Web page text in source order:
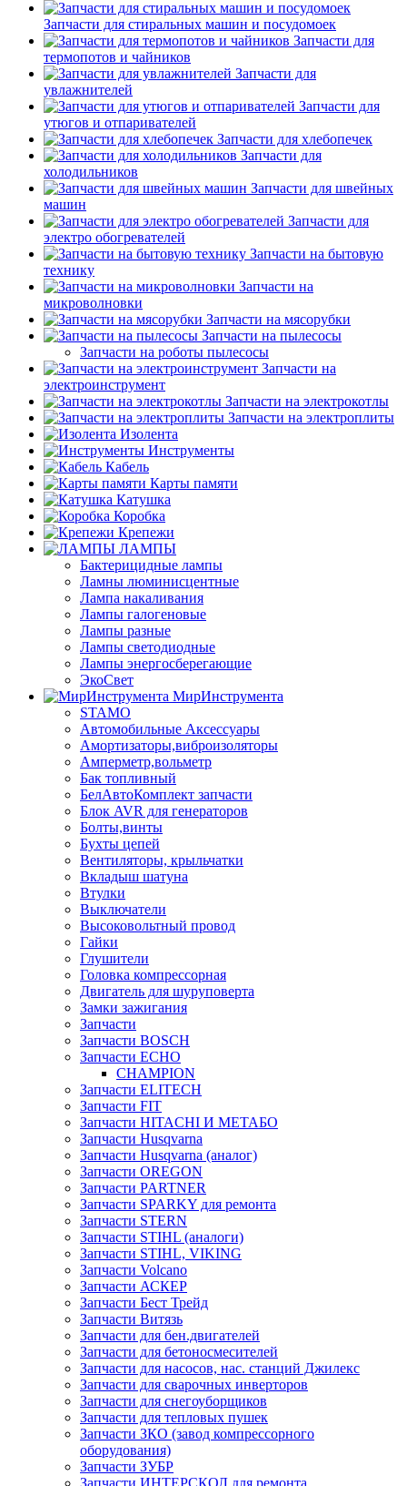
Запчасти для стиральных машин и посудомоек
Запчасти для
термопотов и чайников
Запчасти для
увлажнителей
Запчасти для
утюгов и отпаривателей
Запчасти для хлебопечек
Запчасти для
холодильников
Запчасти для швейных
машин
Запчасти для
электро обогревателей
Запчасти на бытовую
технику
Запчасти на
микроволновки
Запчасти на мясорубки
Запчасти на пылесосы
Запчасти на роботы пылесосы
Запчасти на
электроинструмент
Запчасти на электрокотлы
Запчасти на электроплиты
Изолента
Инструменты
Кабель
Карты памяти
Катушка
Коробка
Крепежи
ЛАМПЫ
Бактерицидные лампы
Ламны люминисцентные
Лампа накаливания
Лампы галогеновые
Лампы разные
Лампы светодиодные
Лампы энергосберегающие
ЭкоСвет
МирИнструмента
STAMO
Автомобильные Аксессуары
Амортизаторы,виброизоляторы
Амперметр,вольметр
Бак топливный
БелАвтоКомплект запчасти
Блок AVR для генераторов
Болты,винты
Бухты цепей
Вентиляторы, крыльчатки
Вкладыш шатуна
Втулки
Выключатели
Высоковольтный провод
Гайки
Глушители
Головка компрессорная
Двигатель для шуруповерта
Замки зажигания
Запчасти
Запчасти BOSCH
Запчасти ECHO
CHAMPION
Запчасти ELITECH
Запчасти FIT
Запчасти HITACHI И МЕТАБО
Запчасти Husqvarna
Запчасти Husqvarna (аналог)
Запчасти OREGON
Запчасти PARTNER
Запчасти SPARKY для ремонта
Запчасти STERN
Запчасти STIHL (аналоги)
Запчасти STIHL, VIKING
Запчасти Volcano
Запчасти АСКЕР
Запчасти Бест Трейд
Запчасти Витязь
Запчасти для бен.двигателей
Запчасти для бетоносмесителей
Запчасти для насосов, нас. станций Джилекс
Запчасти для сварочных инверторов
Запчасти для снегоуборщиков
Запчасти для тепловых пушек
Запчасти ЗКО (завод компрессорного
оборудования)
Запчасти ЗУБР
Запчасти ИНТЕРСКОЛ для ремонта